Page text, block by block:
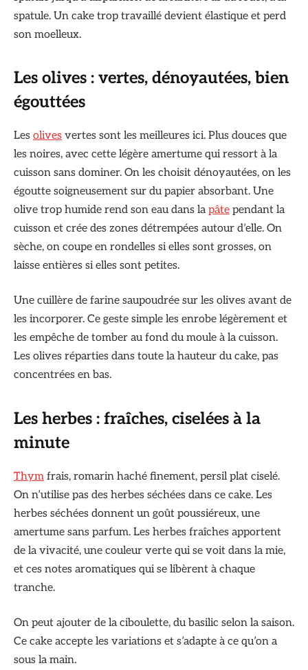
spatule. Un cake trop travaillé devient élastique et perd
son moelleux.
Les olives : vertes, dénoyautées, bien
égouttées
Les olives vertes sont les meilleures ici. Plus douces que
les noires, avec cette légère amertume qui ressort à la
cuisson sans dominer. On les choisit dénoyautées, on les
égoutte soigneusement sur du papier absorbant. Une
olive trop humide rend son eau dans la pâte pendant la
cuisson et crée des zones détrempées autour d’elle. On
sèche, on coupe en rondelles si elles sont grosses, on
laisse entières si elles sont petites.
Une cuillère de farine saupoudrée sur les olives avant de
les incorporer. Ce geste simple les enrobe légèrement et
les empêche de tomber au fond du moule à la cuisson.
Les olives réparties dans toute la hauteur du cake, pas
concentrées en bas.
Les herbes : fraîches, ciselées à la
minute
Thym frais, romarin haché finement, persil plat ciselé.
On n’utilise pas des herbes séchées dans ce cake. Les
herbes séchées donnent un goût poussiéreux, une
amertume sans parfum. Les herbes fraîches apportent
de la vivacité, une couleur verte qui se voit dans la mie,
et ces notes aromatiques qui se libèrent à chaque
tranche.
On peut ajouter de la ciboulette, du basilic selon la saison.
Ce cake accepte les variations et s’adapte à ce qu’on a
sous la main.